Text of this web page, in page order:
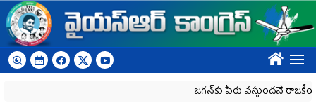
Skip to main content
????
జగన్‌కు పేరు వస్తుందనే రాజకీయ కక్షతో